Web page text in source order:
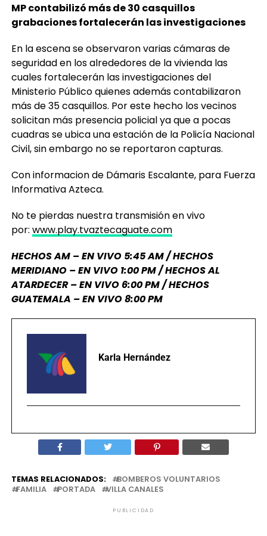
MP contabilizó más de 30 casquillos
grabaciones fortalecerán las investigaciones
En la escena se observaron varias cámaras de
seguridad en los alrededores de la vivienda las
cuales fortalecerán las investigaciones del
Ministerio Público quienes además contabilizaron
más de 35 casquillos. Por este hecho los vecinos
solicitan más presencia policial ya que a pocas
cuadras se ubica una estación de la Policía Nacional
Civil, sin embargo no se reportaron capturas.
Con informacion de Dámaris Escalante, para Fuerza
Informativa Azteca.
No te pierdas nuestra transmisión en vivo
por: www.play.tvaztecaguate.com
HECHOS AM – EN VIVO 5:45 AM / HECHOS
MERIDIANO – EN VIVO 1:00 PM / HECHOS AL
ATARDECER – EN VIVO 6:00 PM / HECHOS
GUATEMALA – EN VIVO 8:00 PM
Karla Hernández
TEMAS RELACIONADOS:
BOMBEROS VOLUNTARIOS
FAMILIA
PORTADA VILLA CANALES
PUBLICIDAD